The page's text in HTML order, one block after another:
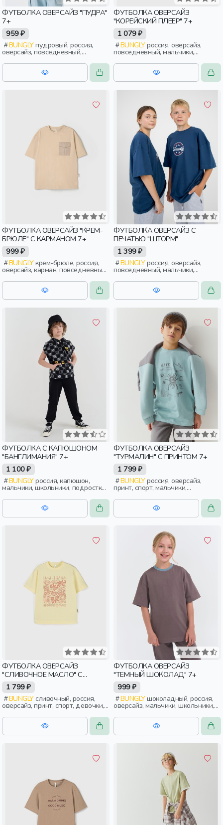
ФУТБОЛКА ОВЕРСАЙЗ "ПУДРА"
7+
959 ₽
BUNGLYпудровый, россия,
оверсайз, повседневный,
девочки, школьники, подростки,
дети
ФУТБОЛКА ОВЕРСАЙЗ
"КОРЕЙСКИЙ ПЛЕЕР" 7+
1 079 ₽
BUNGLYроссия, оверсайз,
повседневный, мальчики,
ФУТБОЛКА ОВЕРСАЙЗ "КРЕМ-
БРЮЛЕ" С КАРМАНОМ 7+
999 ₽
BUNGLYкрем-брюле, россия,
оверсайз, карман, повседневный,
мальчики, школьники, подростки,
дети
ФУТБОЛКА ОВЕРСАЙЗ С
ПЕЧАТЬЮ "ШТОРМ"
1 399 ₽
BUNGLYроссия, оверсайз,
повседневный, мальчики,
ФУТБОЛКА С КАПЮШОНОМ
"БАНГЛИМАНИЯ" 7+
1 100 ₽
BUNGLYроссия, капюшон,
мальчики, школьники, подростки,
ФУТБОЛКА ОВЕРСАЙЗ
"ТУРМАЛИН" С ПРИНТОМ 7+
1 799 ₽
BUNGLYроссия, оверсайз,
принт, спорт, мальчики,
школьники, подростки, дети
ФУТБОЛКА ОВЕРСАЙЗ
"СЛИВОЧНОЕ МАСЛО" С
ПРИНТОМ 7+
1 799 ₽
BUNGLYсливочный, россия,
оверсайз, принт, спорт, девочки,
школьники, подростки, дети
ФУТБОЛКА ОВЕРСАЙЗ
"ТЕМНЫЙ ШОКОЛАД" 7+
999 ₽
BUNGLYшоколадный, россия,
оверсайз, мальчики, школьники,
подростки, дети